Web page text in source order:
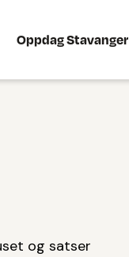
Oppdag Stavanger
og satser